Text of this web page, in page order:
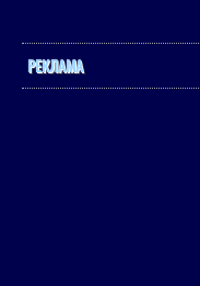
РЕКЛАМА